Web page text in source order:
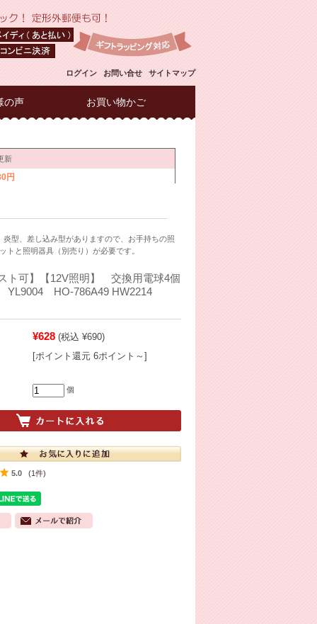
ログイン お問い合せ サイトマップ
の声 お買い物かご
型、差し込み型がありますので、お手持ちの照
と照明器具（別売り）が必要です。
ト可】【12V照明】 交換用電球4個
HO-786A49 HW2214
¥628 (税込 ¥690)
[ポイント還元 6ポイント～]
個
5.0 (1件)